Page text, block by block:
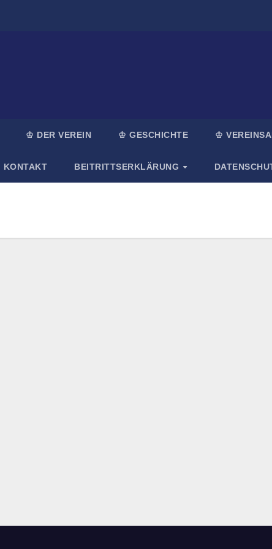
♔ DER VEREIN ♔ GESCHICHTE ♔
KONTAKT BEITRITTSERKLÄRUNG